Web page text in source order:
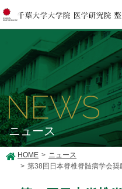
NEWS
ニュース
HOME
ニュース
第38回日本脊椎脊髄病学会